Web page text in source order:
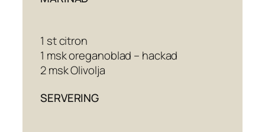
1 st citron
1 msk oreganoblad – hackad
2 msk Olivolja
SERVERING